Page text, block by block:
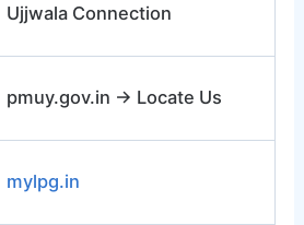
Ujjwala Connection
pmuy.gov.in → Locate Us
mylpg.in